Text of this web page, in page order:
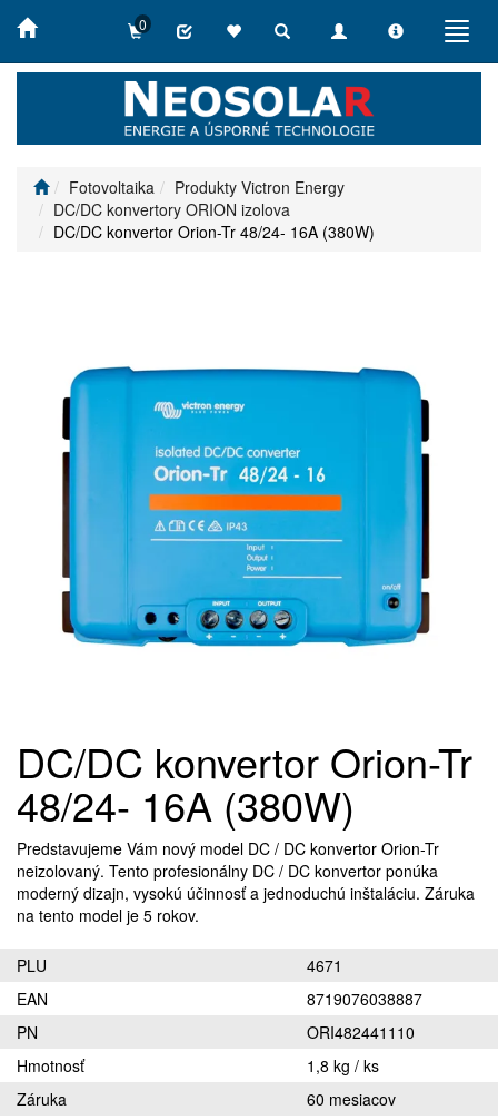
Toggle
Toggle
Toggle
0
Fotovoltaika
Produkty Victron Energy
DC/DC konvertory ORION izolova
DC/DC konvertor Orion-Tr 48/24- 16A (380W)
DC/DC konvertor Orion-Tr
48/24- 16A (380W)
Predstavujeme Vám nový model DC / DC konvertor Orion-Tr
neizolovaný. Tento profesionálny DC / DC konvertor ponúka
moderný dizajn, vysokú účinnosť a jednoduchú inštaláciu. Záruka
na tento model je 5 rokov.
PLU
4671
EAN
8719076038887
PN
ORI482441110
Hmotnosť
1,8 kg / ks
Záruka
60 mesiacov